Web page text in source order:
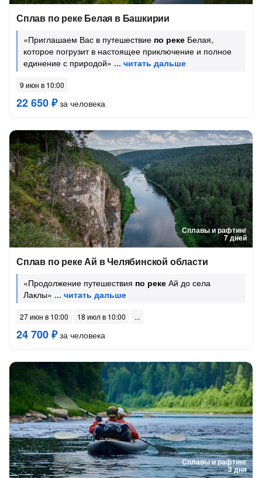
Сплав по реке Белая в Башкирии
«Приглашаем Вас в путешествие по реке Белая,
которое погрузит в настоящее приключение и полное
единение с природой»
9 июн в 10:00
22 650 ₽за человека
Сплавы и рафтинг
7 дней
Сплав по реке Ай в Челябинской области
«Продолжение путешествия по реке Ай до села
Лаклы»
27 июн в 10:00 18 июл в 10:00
24 700 ₽за человека
Сплавы и рафтинг
3 дня